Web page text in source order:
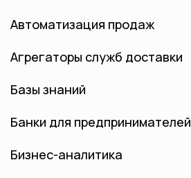
Автоматизация продаж
Агрегаторы служб доставки
Базы знаний
Банки для предпринимателей
Бизнес-аналитика